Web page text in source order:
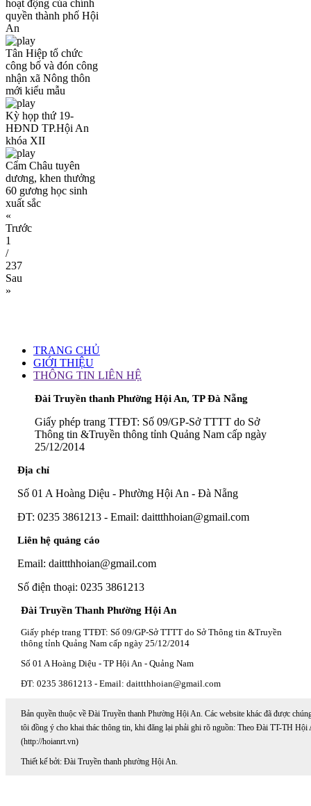
hoạt động của chính
quyền thành phố Hội
An
Tân Hiệp tổ chức
công bố và đón công
nhận xã Nông thôn
mới kiểu mẫu
Kỳ họp thứ 19-
HĐND TP.Hội An
khóa XII
Cẩm Châu tuyên
dương, khen thưởng
60 gương học sinh
xuất sắc
«
Trước
1
/
237
Sau
»
TRANG CHỦ
GIỚI THIỆU
THÔNG TIN LIÊN HỆ
Đài Truyền thanh Phường Hội An, TP Đà Nẵng
Giấy phép trang TTĐT: Số 09/GP-Sở TTTT do Sở
Thông tin &Truyền thông tỉnh Quảng Nam cấp ngày
25/12/2014
Địa chỉ
Số 01 A Hoàng Diệu - Phường Hội An - Đà Nẵng
ĐT: 0235 3861213 - Email: daittthhoian@gmail.com
Liên hệ quảng cáo
Email: daittthhoian@gmail.com
Số điện thoại: 0235 3861213
Đài Truyền Thanh Phường Hội An
Giấy phép trang TTĐT: Số 09/GP-Sở TTTT do Sở Thông tin &Truyền
thông tỉnh Quảng Nam cấp ngày 25/12/2014
Số 01 A Hoàng Diệu - TP Hội An - Quảng Nam
ĐT: 0235 3861213 - Email: daittthhoian@gmail.com
Bản quyền thuộc về Đài Truyền thanh Phường Hội An. Các website khác đã được
tôi đồng ý cho khai thác thông tin, khi đăng lại phải ghi rõ nguồn: Theo Đài TT-TH Hội
(http://hoianrt.vn)
Thiết kế bởi: Đài Truyền thanh phường Hội An.